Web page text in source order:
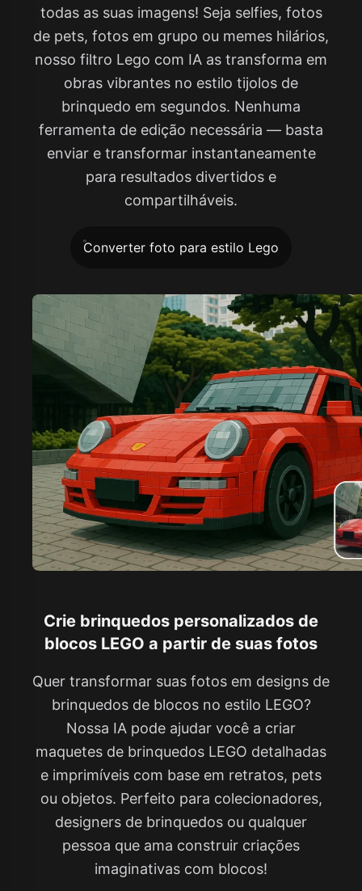
todas as suas imagens! Seja selfies, fotos
de pets, fotos em grupo ou memes hilários,
nosso filtro Lego com IA as transforma em
obras vibrantes no estilo tijolos de
brinquedo em segundos. Nenhuma
ferramenta de edição necessária — basta
enviar e transformar instantaneamente
para resultados divertidos e
compartilháveis.
Converter foto para estilo Lego
Crie brinquedos personalizados de
blocos LEGO a partir de suas fotos
Quer transformar suas fotos em designs de
brinquedos de blocos no estilo LEGO?
Nossa IA pode ajudar você a criar
maquetes de brinquedos LEGO detalhadas
e imprimíveis com base em retratos, pets
ou objetos. Perfeito para colecionadores,
designers de brinquedos ou qualquer
pessoa que ama construir criações
imaginativas com blocos!